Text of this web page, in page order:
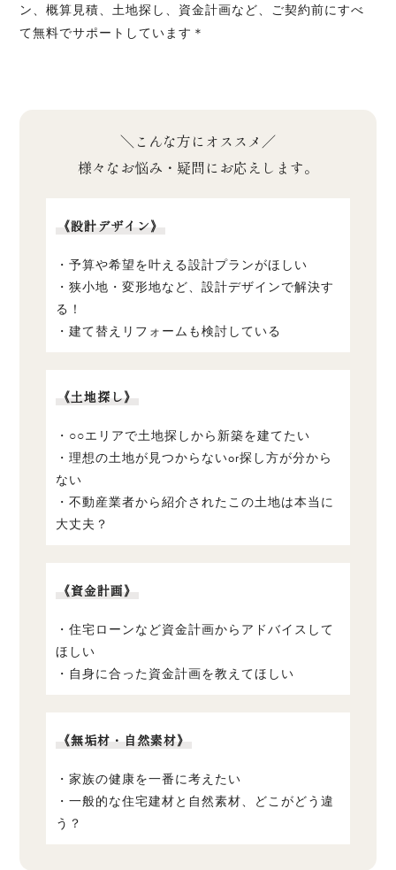
ン、概算見積、土地探し、資金計画など、ご契約前にすべ
て無料でサポートしています＊
＼こんな方にオススメ／
様々なお悩み・疑問にお応えします。
《設計デザイン》
・予算や希望を叶える設計プランがほしい
・狭小地・変形地など、設計デザインで解決す
る！
・建て替えリフォームも検討している
《土地探し》
・○○エリアで土地探しから新築を建てたい
・理想の土地が見つからないor探し方が分から
ない
・不動産業者から紹介されたこの土地は本当に
大丈夫？
《資金計画》
・住宅ローンなど資金計画からアドバイスして
ほしい
・自身に合った資金計画を教えてほしい
《無垢材・自然素材》
・家族の健康を一番に考えたい
・一般的な住宅建材と自然素材、どこがどう違
う？